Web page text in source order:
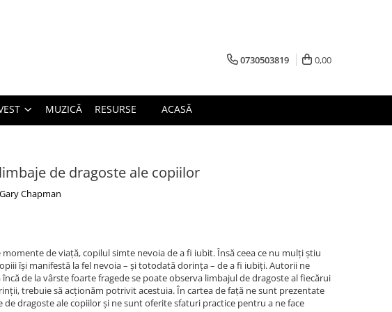
0730503819 0,00
MUZICĂ RESURSE ACASĂ
de dragoste ale copiilor
Chapman
de viață, copilul simte nevoia de a fi iubit. Însă ceea ce nu mulți știu
își manifestă la fel nevoia – și totodată dorința – de a fi iubiți. Autorii ne
de la vârste foarte fragede se poate observa limbajul de dragoste al fiecărui
trebuie să acționăm potrivit acestuia. În cartea de față ne sunt prezentate
de dragoste ale copiilor și ne sunt oferite sfaturi practice pentru a ne face